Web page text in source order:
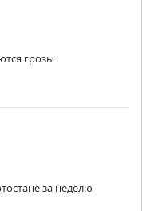
грозы
за неделю